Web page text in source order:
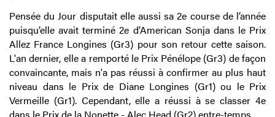
Pensée du Jour disputait elle aussi sa 2e course de l’année
puisqu’elle avait terminé 2e d’American Sonja dans le Prix
Allez France Longines (Gr3) pour son retour cette saison.
L'an dernier, elle a remporté le Prix Pénélope (Gr3) de façon
convaincante, mais n'a pas réussi à confirmer au plus haut
niveau dans le Prix de Diane Longines (Gr1) ou le Prix
Vermeille (Gr1). Cependant, elle a réussi à se classer 4e